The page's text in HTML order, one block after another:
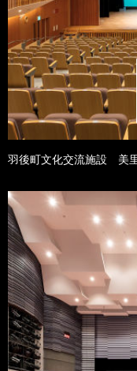
羽後町文化交流施設 美